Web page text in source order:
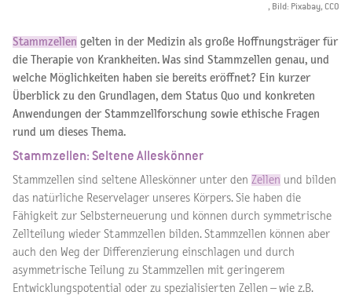
, Bild: Pixabay, CCO
Stammzellen gelten in der Medizin als große Hoffnungsträger für
die Therapie von Krankheiten. Was sind Stammzellen genau, und
welche Möglichkeiten haben sie bereits eröffnet? Ein kurzer
Überblick zu den Grundlagen, dem Status Quo und konkreten
Anwendungen der Stammzellforschung sowie ethische Fragen
rund um dieses Thema.
Stammzellen: Seltene Alleskönner
Stammzellen sind seltene Alleskönner unter den Zellen und bilden
das natürliche Reservelager unseres Körpers. Sie haben die
Fähigkeit zur Selbsterneuerung und können durch symmetrische
Zellteilung wieder Stammzellen bilden. Stammzellen können aber
auch den Weg der Differenzierung einschlagen und durch
asymmetrische Teilung zu Stammzellen mit geringerem
Entwicklungspotential oder zu spezialisierten Zellen – wie z.B.